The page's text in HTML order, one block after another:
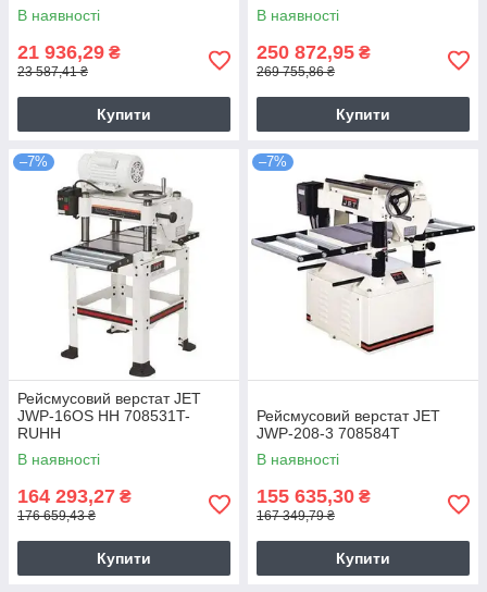
В наявності
21 936,29 ₴
23 587,41 ₴
Купити
В наявності
250 872,95 ₴
269 755,86 ₴
Купити
–7%
Рейсмусовий верстат JET
JWP-16OS HH 708531T-
RUHH
В наявності
164 293,27 ₴
176 659,43 ₴
Купити
–7%
Рейсмусовий верстат JET
JWP-208-3 708584T
В наявності
155 635,30 ₴
167 349,79 ₴
Купити